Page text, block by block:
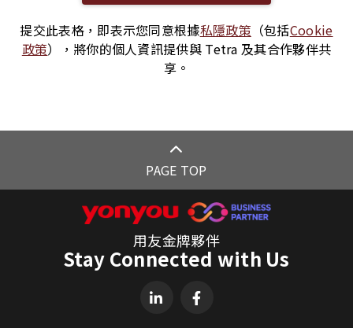
提交此表格，即表示您同意根據私隱政策 （包括Cookie
政策），將你的個人資訊提供與 Tetra 及其合作夥伴共
享。
PAGE TOP
用友金牌夥伴
Stay Connected with Us